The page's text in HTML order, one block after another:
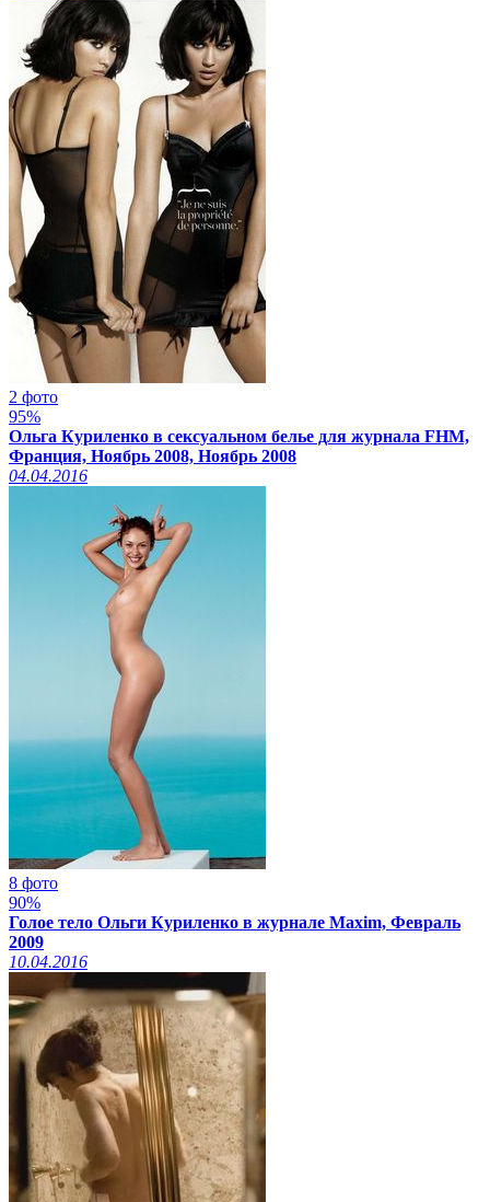
2 фото
95%
Ольга Куриленко в сексуальном белье для журнала FHM,
Франция, Ноябрь 2008, Ноябрь 2008
04.04.2016
8 фото
90%
Голое тело Ольги Куриленко в журнале Maxim, Февраль
2009
10.04.2016